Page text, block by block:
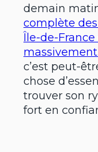
demain
complète
Île-de-
c’est peut-
chose
trouver son
fort en